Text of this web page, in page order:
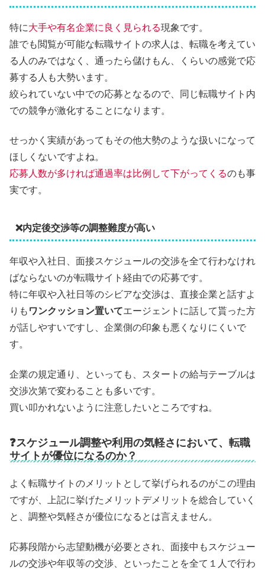
特に大手や有名企業に良く見られる現象です。
誰でも閲覧が可能な転職サイトの求人は、転職を考えてい
る人のみではなく、通ったら儲けもん、くらいの感覚で応
募する人も大勢います。
絞られていない中での応募となるので、同じ転職サイト内
での競争が激化することになります。
せっかく実績があってもその他大勢のような扱いになって
ほしくないですよね。
応募人数が多ければ通過率は比例して下がってくるのも事
実です。
❌内定後交渉等の調整難度が高い
年収や入社日、面接スケジュールの交渉を全て行わなけれ
ばならないのが転職サイト経由での応募です。
特に年収や入社日等のシビアな交渉は、直接企業と話すよ
りも ワンクッション置いてエージェントに話して貰った方
が話しやすいですし、企業側の印象も悪くなりにくいで
す。
企業の規定通り、といっても、スタートの給与テーブルは
交渉次第で変わることも多いです。
買い叩かれないように注意したいところですね。
❓スケジュール調整や利用の気軽さにおいて、転職
サイトが優位になるのか？
よく転職サイトのメリットとして挙げられるのがこの理由
ですが、上記に挙げたメリットデメリットを総合していく
と、調整や気軽さが優位になるとは言えません。
応募段階から志望動機が必要とされ、面接中もスケジュー
ルの交渉や年収等の交渉、といったことを全て１人で行わ